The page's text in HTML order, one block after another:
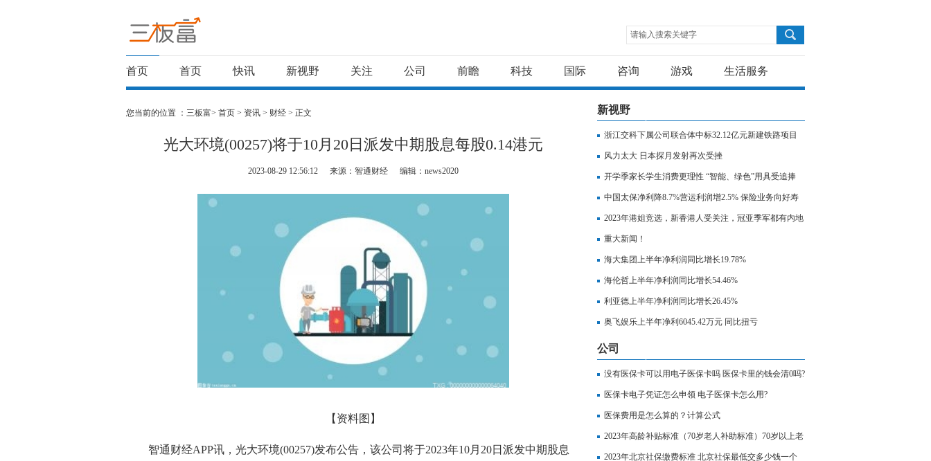
请输入搜索关键字
首页 首页 快讯 新视野 关注 公司 前瞻 科技 国际 咨询 游戏 生活服务
您当前的位置 ： 三板富> 首页 > 资讯 > 财经 > 正文
光大环境(00257)将于10月20日派发中期股息每股0.14港元
2023-08-29 12:56:12 来源：智通财经 编辑：news2020
【资料图】
智通财经APP讯，光大环境(00257)发布公告，该公司将于2023年10月20日派发中期股息
新视野
浙江交科下属公司联合体中标32.12亿元新建铁路项目
风力太大 日本探月发射再次受挫
开学季家长学生消费更理性 “智能、绿色”用具受追捧
中国太保净利降8.7%营运利润增2.5% 保险业务向好寿
险新业务价值增三成
2023年港姐竞选，新香港人受关注，冠亚季军都有内地
背景
重大新闻！
海大集团上半年净利润同比增长19.78%
海伦哲上半年净利润同比增长54.46%
利亚德上半年净利润同比增长26.45%
奥飞娱乐上半年净利6045.42万元 同比扭亏
公司
没有医保卡可以用电子医保卡吗 医保卡里的钱会清0吗?
医保卡电子凭证怎么申领 电子医保卡怎么用?
医保费用是怎么算的？计算公式
2023年高龄补贴标准（70岁老人补助标准）70岁以上老
人每月可以拿多少补贴？
2023年北京社保缴费标准 北京社保最低交多少钱一个